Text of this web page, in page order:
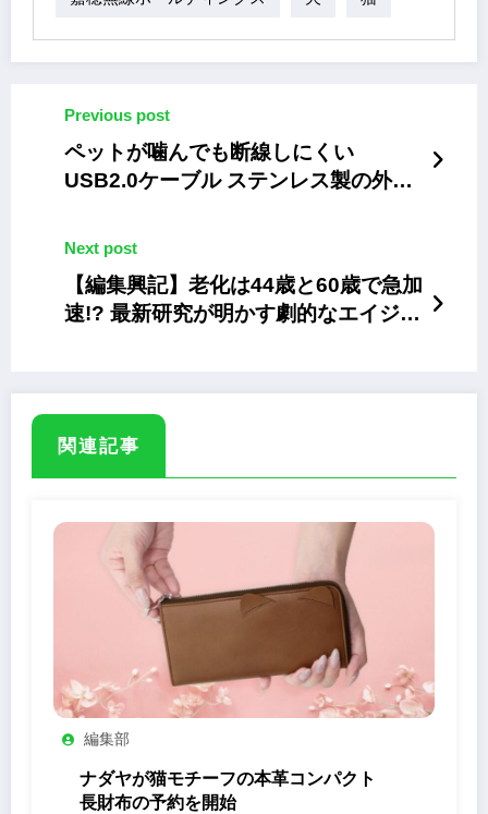
Previous post
ペットが噛んでも断線しにくい
USB2.0ケーブル ステンレス製の外皮
Next post
【編集興記】老化は44歳と60歳で急加
速!? 最新研究が明かす劇的なエイジン
関連記事
編集部
ナダヤが猫モチーフの本革コンパクト
長財布の予約を開始